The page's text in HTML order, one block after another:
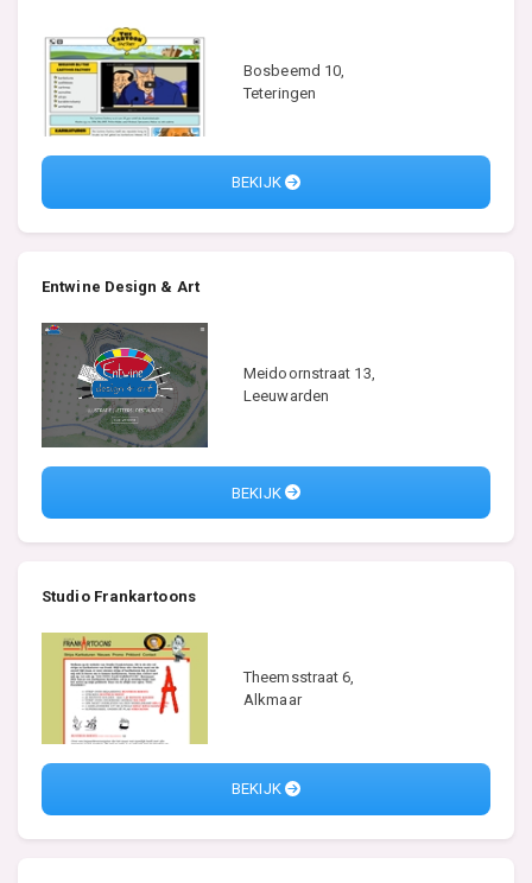
Bosbeemd 10,
Teteringen
BEKIJK
Entwine Design & Art
Meidoornstraat 13,
Leeuwarden
BEKIJK
Studio Frankartoons
Theemsstraat 6,
Alkmaar
BEKIJK